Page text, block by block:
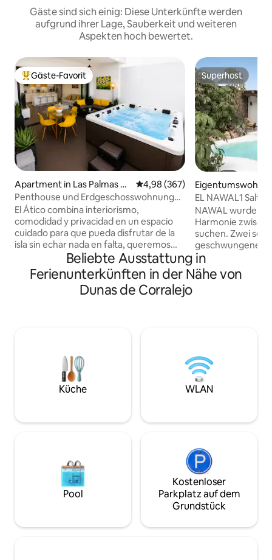
Gäste sind sich einig: Diese Unterkünfte werden
aufgrund ihrer Lage, Sauberkeit und weiteren
Aspekten hoch bewertet.
Beliebter Gäste-Favorit.
Gäste-Favorit
Apartment in Las Palmas de
Gran Canaria
Durchschnittliche Bewertung:
4,98 (367)
Penthouse und Erdgeschosswohnung
mit Whirlpool und (Sauna 1/27)...
El Ático combina interiorismo,
comodidad y privacidad en un espacio
cuidado para que pueda disfrutar de la
isla sin echar nada en falta, queremos
ofrecer una experiencia, hemos iniciado
un cambio de tipo de servicio , detallista
,basándonos en sus caso 370 reseñas de
corazón del apartamento, nuestro
nuevo jacuzzi circular de ultima
generación , diseñado al espacio de la
gran terraza. Un lugar pensado para
Fuerteventura y contemplar las vistas
todo esto lo puedes disfrutar desde el
rediseñado espacio de relajación y
descanso o las nuevas tumbonas En el
interior encontrará un salón moderno y
confortable con Smart TV de 55", barra
de sonido Bluetooth y Wifi de alta
Superhost
Superhost
es
EL NAWAL1
NAWAL wurde
Harmonie
suchen. Zwei
geschwungenen
handgefertigten
Vegetation,
Materialien und
was wirklich
Nicht geeignet
Kinder im Alter
Beliebte Ausstattung in
Ferienunterkünften in der Nähe von
Dunas de Corralejo
Küche WLAN
Pool
Kostenloser
Parkplatz auf dem
Grundstück